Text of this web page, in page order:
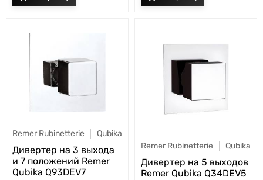
Remer Rubinetterie Qubika
Дивертер на 3 выхода
и 7 положений Remer
Qubika Q93DEV7
Remer Rubinetterie Qubika
Дивертер на 5 выходов
Remer Qubika Q34DEV5